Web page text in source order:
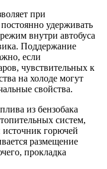
при
удерживать
внутри автобуса
Поддержание
если
чувствительных к
на холоде могут
свойства.
из бензобака
систем,
горючей
размещение
прокладка